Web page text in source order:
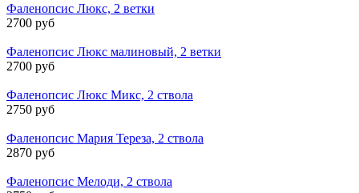
Фаленопсис Люкс, 2 ветки
2700 руб
Фаленопсис Люкс малиновый, 2 ветки
2700 руб
Фаленопсис Люкс Микс, 2 ствола
2750 руб
Фаленопсис Мария Тереза, 2 ствола
2870 руб
Фаленопсис Мелоди, 2 ствола